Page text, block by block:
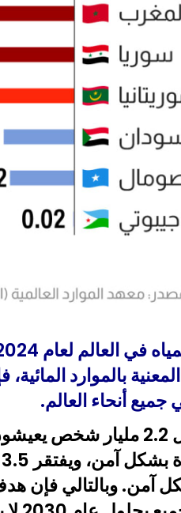
بالموارد
أنحاء العالم.
وفقاً للتقرير، لا يزال
آمن. وبالتالي فإن